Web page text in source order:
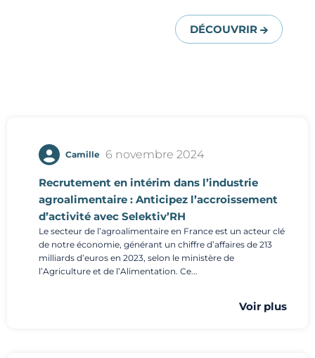
DÉCOUVRIR
Recrutement en intérim dans l’industrie
agroalimentaire : Anticipez l’accroissement
d’activité avec Selektiv’RH
6 novembre 2024
Camille
Le secteur de l’agroalimentaire en France est un acteur clé
de notre économie, générant un chiffre d’affaires de 213
milliards d’euros en 2023, selon le ministère de
l’Agriculture et de l’Alimentation. Ce...
Voir plus